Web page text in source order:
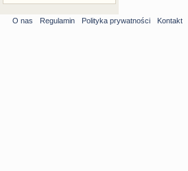
O nas Regulamin Polityka prywatności Kontakt